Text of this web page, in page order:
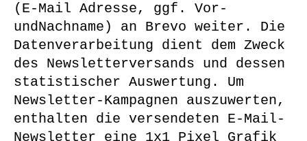
(E-Mail Adresse, ggf. Vor-
undNachname) an Brevo weiter. Die
Datenverarbeitung dient dem Zweck
des Newsletterversands und dessen
statistischer Auswertung. Um
Newsletter-Kampagnen auszuwerten,
enthalten die versendeten E-Mail-
Newsletter eine 1x1 Pixel Grafik